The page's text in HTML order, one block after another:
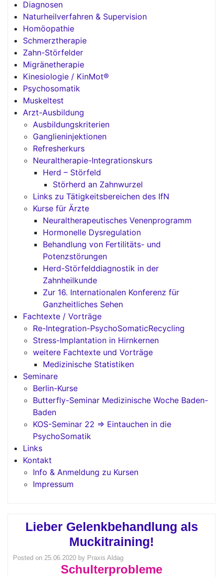
Diagnosen
Naturheilverfahren & Supervision
Homöopathie
Schmerztherapie
Zahn-Störfelder
Migränetherapie
Kinesiologie / KinMot®
Psychosomatik
Muskeltest
Arzt-Ausbildung
Ausbildungskriterien
Ganglieninjektionen
Refresherkurs
Neuraltherapie-Integrationskurs
Herd – Störfeld
Störherd an Zahnwurzel
Links zu Tätigkeitsbereichen des IfN
Kurse für Ärzte
Neuraltherapeutisches Venenprogramm
Hormonelle Dysregulation
Behandlung von Fertilitäts- und
Potenzstörungen
Herd-Störfelddiagnostik in der
Zahnheilkunde
Zur 16. Internationalen Konferenz für
Ganzheitliches Sehen
Fachtexte / Vorträge
Re-Integration-PsychoSomaticRecycling
Stress-Implantation in Hirnkernen
weitere Fachtexte und Vorträge
Medizinische Statistiken
Seminare
Berlin-Kurse
Butterfly-Seminar Medizinische Woche Baden-
Baden
KOS-Seminar 22 => Eintauchen in die
PsychoSomatik
Links
Kontakt
Info & Anmeldung zu Kursen
Impressum
Lieber Gelenkbehandlung als
Muckitraining!
Posted on 25.06.2020 by Praxis Aldag
Schulterprobleme